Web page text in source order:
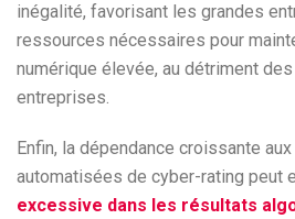
inégalité, favorisant les grandes
ressources nécessaires pour
numérique élevée, au détriment
entreprises.
Enfin, la dépendance croissante
automatisées de cyber-rating peut
excessive dans les résultats